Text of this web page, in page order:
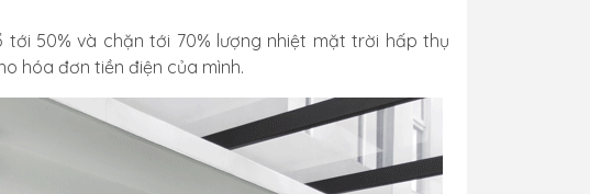
50% và chặn tới 70% lượng nhiệt mặt trời hấp thụ
hóa đơn tiền điện của mình.